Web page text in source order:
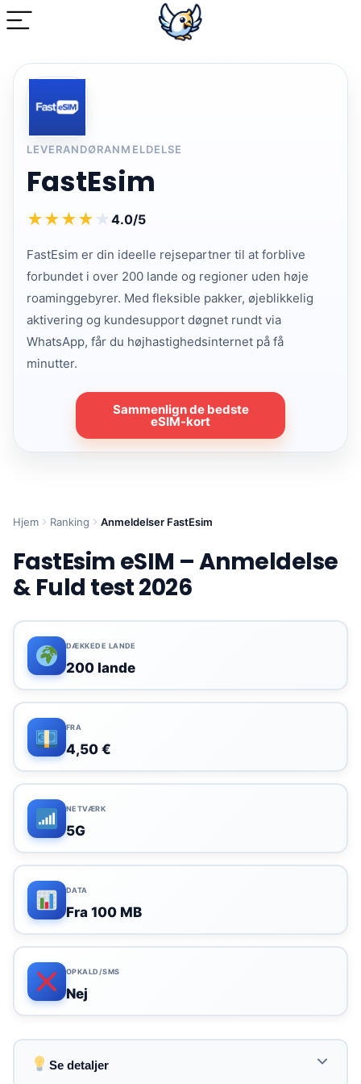
LEVERANDØRANMELDELSE
FastEsim
★★★★ ★4.0/5
FastEsim er din ideelle rejsepartner til at forblive
forbundet i over 200 lande og regioner uden høje
roaminggebyrer. Med fleksible pakker, øjeblikkelig
aktivering og kundesupport døgnet rundt via
WhatsApp, får du højhastighedsinternet på få
minutter.
Sammenlign de bedste
eSIM-kort
Hjem Ranking Anmeldelser FastEsim
FastEsim eSIM – Anmeldelse
& Fuld test 2026
DÆKKEDE LANDE
200 lande
FRA
4,50 €
NETVÆRK
5G
DATA
Fra 100 MB
OPKALD/SMS
Nej
Se detaljer